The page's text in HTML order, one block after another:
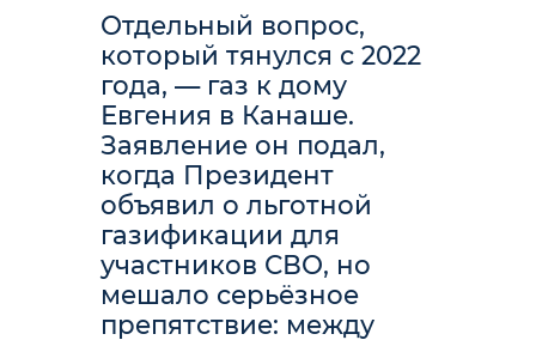
Отдельный вопрос,
который тянулся с 2022
года, — газ к дому
Евгения в Канаше.
Заявление он подал,
когда Президент
объявил о льготной
газификации для
участников СВО, но
мешало серьёзное
препятствие: между